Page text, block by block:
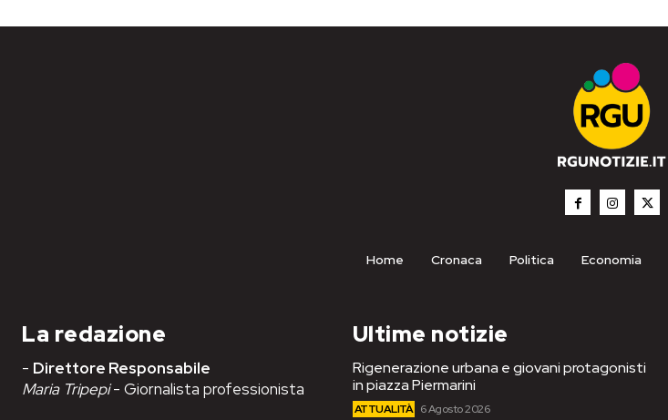
Home Cronaca Politica Economia
La redazione
- Direttore Responsabile
Maria Tripepi- Giornalista professionista
Ultime notizie
Rigenerazione urbana e giovani protagonisti
in piazza Piermarini
ATTUALITÀ 6 Agosto 2026